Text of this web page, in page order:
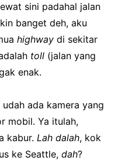
sini padahal jalan
banget deh, aku
highway di sekitar
toll (jalan yang
enak.
ada kamera yang
mobil. Ya itulah,
kabur. Lah dalah, kok
ke Seattle, dah?